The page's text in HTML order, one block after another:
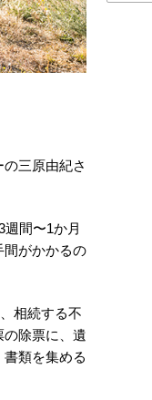
三原由紀さ
間〜1か月
間がかかるの
相続する不
除票に、遺
類を集める
夫と